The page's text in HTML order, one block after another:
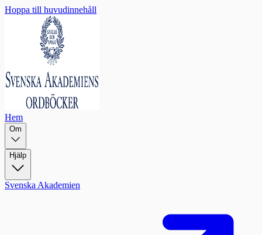
Hoppa till huvudinnehåll
Hem
Om
Hjälp
Svenska Akademien